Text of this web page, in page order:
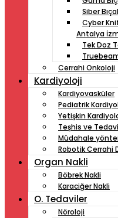
Siber
Cyber
Antalya
Tek Doz
Cerrahi Onkoloji
Kardiyoloji
Kardiyovasküler
Pediatrik
Yetişkin
Teşhis ve
Müdahale
Robotik Cerrahi
Organ Nakli
Böbrek Nakli
Karaciğer Nakli
O. Tedaviler
Nöroloji